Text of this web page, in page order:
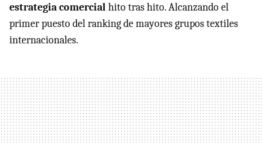
estrategia comercialhito tras hito. Alcanzando el
primer puesto del ranking de mayores grupos textiles
internacionales.